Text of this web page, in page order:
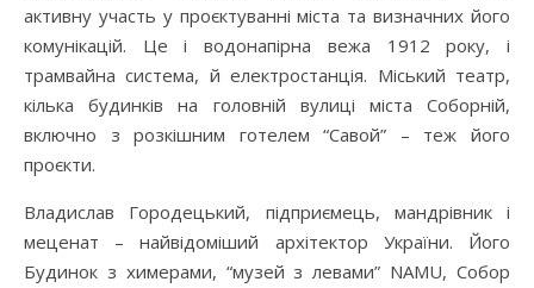
активну участь у проєктуванні міста та визначних його
комунікацій. Це і водонапірна вежа 1912 року, і
трамвайна система, й електростанція. Міський театр,
кілька будинків на головній вулиці міста Соборній,
включно з розкішним готелем “Савой” – теж його
проєкти.
Владислав Городецький, підприємець, мандрівник і
меценат – найвідоміший архітектор України. Його
Будинок з химерами, “музей з левами” NAMU, Собор